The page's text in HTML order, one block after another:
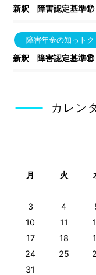
新釈 障害認定基準⑰
障害年金の知っトク
新釈 障害認定基準⑯
カレン
月
火
3
4
10
11
17
18
24
25
31